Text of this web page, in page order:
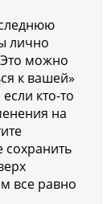
лично
можно
к вашей»
кто-то
на
сохранить
все равно